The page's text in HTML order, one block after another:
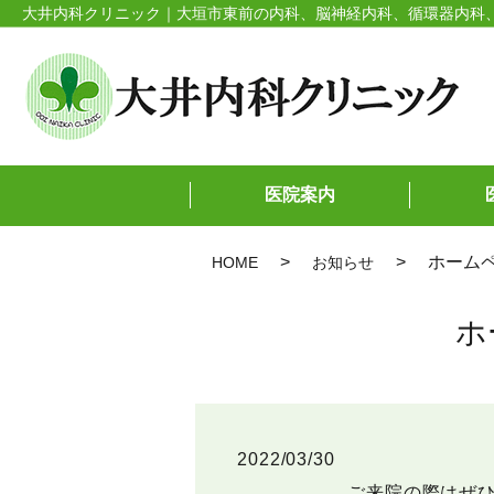
大井内科クリニック｜大垣市東前の内科、脳神経内科、循環器内科
医院案内
HOME お知らせ ホーム
2022/03/30